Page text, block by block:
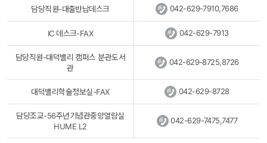
담당직원-대출반납데스크 042-629-7910,7686
IC 데스크-FAX 042-629-7913
담당직원-대덕밸리 캠퍼스 분관도서
관
042-629-8725,8726
대덕밸리학술정보실-FAX 042-629-8728
담당조교-56주년기념관중앙열람실
HUME L2
042-629-7475,7477